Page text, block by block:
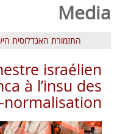
Media
התזמורת האנדלוסית
israélien
à l’insu des
normalisation